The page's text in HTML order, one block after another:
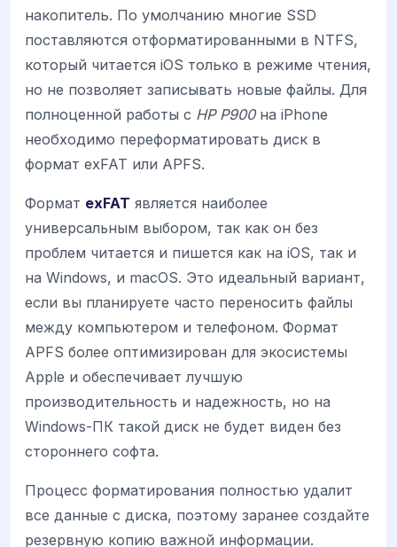
накопитель. По умолчанию многие SSD
поставляются отформатированными в NTFS,
который читается iOS только в режиме чтения,
но не позволяет записывать новые файлы. Для
полноценной работы с HP P900на iPhone
необходимо переформатировать диск в
формат exFAT или APFS.
Формат exFAT является наиболее
универсальным выбором, так как он без
проблем читается и пишется как на iOS, так и
на Windows, и macOS. Это идеальный вариант,
если вы планируете часто переносить файлы
между компьютером и телефоном. Формат
APFS более оптимизирован для экосистемы
Apple и обеспечивает лучшую
производительность и надежность, но на
Windows-ПК такой диск не будет виден без
стороннего софта.
Процесс форматирования полностью удалит
все данные с диска, поэтому заранее создайте
резервную копию важной информации.